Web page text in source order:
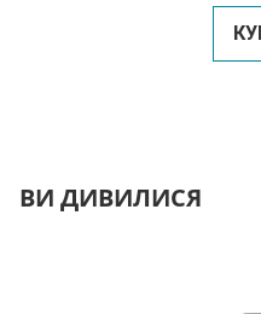
ВИ ДИВИЛИСЯ